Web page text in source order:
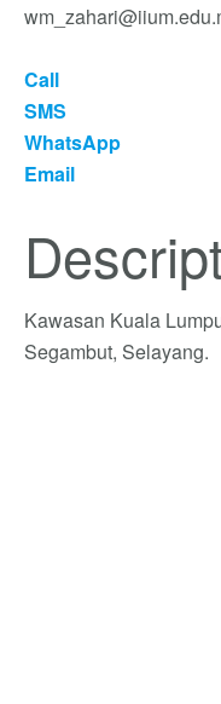
Call
SMS
WhatsApp
Email
Kawasan Kuala
Segambut, Selayang.